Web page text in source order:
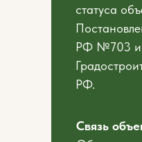
Связь
статуса
РФ №703 и
РФ.